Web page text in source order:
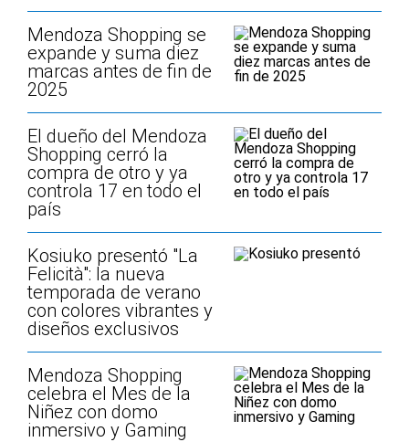
Mendoza Shopping se
expande y suma diez
marcas antes de fin de
2025
El dueño del Mendoza
Shopping cerró la
compra de otro y ya
controla 17 en todo el
país
Kosiuko presentó "La
Felicità": la nueva
temporada de verano
con colores vibrantes y
diseños exclusivos
Mendoza Shopping
celebra el Mes de la
Niñez con domo
inmersivo y Gaming